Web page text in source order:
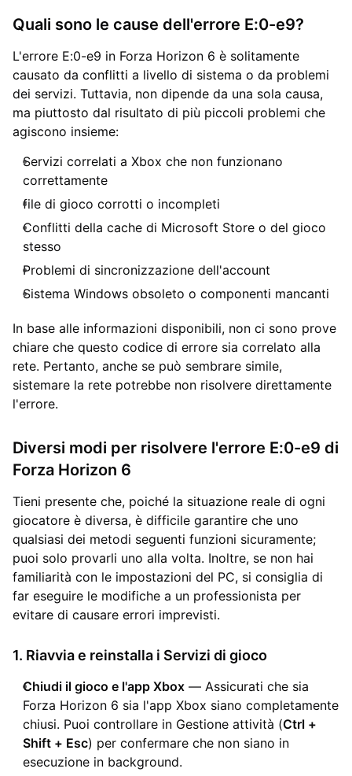
Quali sono le cause dell'errore E:0-e9?
L'errore E:0-e9 in Forza Horizon 6 è solitamente
causato da conflitti a livello di sistema o da problemi
dei servizi. Tuttavia, non dipende da una sola causa,
ma piuttosto dal risultato di più piccoli problemi che
agiscono insieme:
Servizi correlati a Xbox che non funzionano
correttamente
file di gioco corrotti o incompleti
Conflitti della cache di Microsoft Store o del gioco
stesso
Problemi di sincronizzazione dell'account
Sistema Windows obsoleto o componenti mancanti
In base alle informazioni disponibili, non ci sono prove
chiare che questo codice di errore sia correlato alla
rete. Pertanto, anche se può sembrare simile,
sistemare la rete potrebbe non risolvere direttamente
l'errore.
Diversi modi per risolvere l'errore E:0-e9 di
Forza Horizon 6
Tieni presente che, poiché la situazione reale di ogni
giocatore è diversa, è difficile garantire che uno
qualsiasi dei metodi seguenti funzioni sicuramente;
puoi solo provarli uno alla volta. Inoltre, se non hai
familiarità con le impostazioni del PC, si consiglia di
far eseguire le modifiche a un professionista per
evitare di causare errori imprevisti.
1. Riavvia e reinstalla i Servizi di gioco
Chiudi il gioco e l'app Xbox — Assicurati che sia
Forza Horizon 6 sia l'app Xbox siano completamente
chiusi. Puoi controllare in Gestione attività (Ctrl +
Shift + Esc) per confermare che non siano in
esecuzione in background.